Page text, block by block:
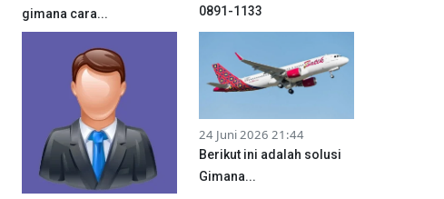
gimana cara...
0891-1133
24 Juni 2026 21:44
Berikut ini adalah solusi
Gimana...